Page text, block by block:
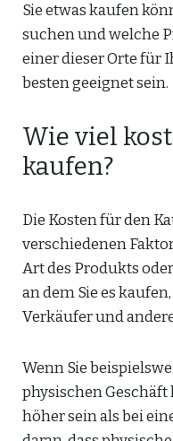
Sie etwas kaufen
suchen und welche
einer dieser Orte für
besten geeignet sein.
Wie viel
kaufen?
Die Kosten für den
verschiedenen
Art des Produkts
an dem Sie es
Verkäufer und
Wenn Sie
physischen
höher sein als bei